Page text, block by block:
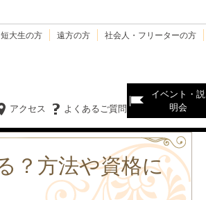
大生の方 遠方の方 社会人・フリーターの方
よくあるご質問
アクセス
イベント・説
明会
？方法や資格に